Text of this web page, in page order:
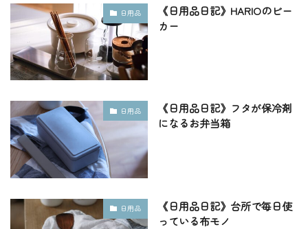
日用品
《日用品日記》HARIOのビー
カー
日用品
《日用品日記》フタが保冷剤
になるお弁当箱
日用品
《日用品日記》台所で毎日使
っている布モノ